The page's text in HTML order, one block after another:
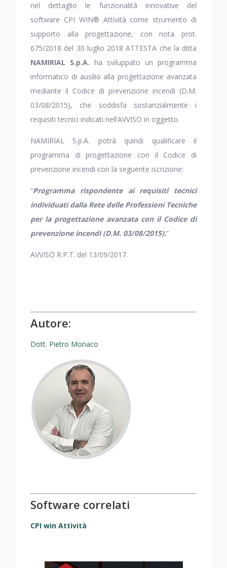
nel dettaglio le funzionalità innovative del
software CPI WIN® Attività come strumento di
supporto alla progettazione, con nota prot.
675/2018 del 30 luglio 2018 ATTESTA che la ditta
NAMIRIAL S.p.A. ha sviluppato un programma
informatico di ausilio alla progettazione avanzata
mediante il Codice di prevenzione incendi (D.M.
03/08/2015), che soddisfa sostanzialmente i
requisiti tecnici indicati nell’AVVISO in oggetto.
NAMIRIAL S.p.A. potrà quindi qualificare il
programma di progettazione con il Codice di
prevenzione incendi con la seguente iscrizione:
“Programma rispondente ai requisiti tecnici
individuati dalla Rete delle Professioni Tecniche
per la progettazione avanzata con il Codice di
prevenzione incendi (D.M. 03/08/2015).”
AVVISO R.P.T. del 13/09/2017.
Autore:
Dott. Pietro Monaco
Software correlati
CPI win Attività